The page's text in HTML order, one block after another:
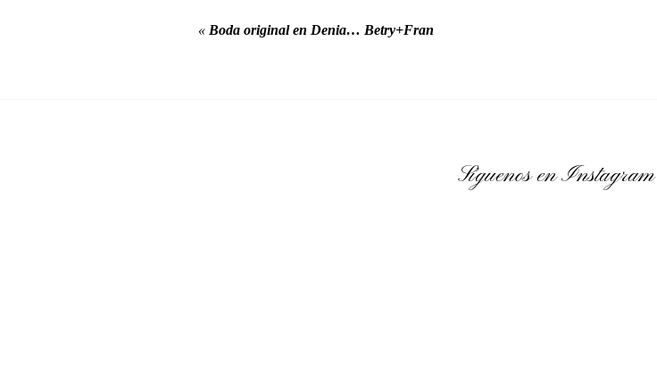
« Boda original en Denia… Betry+Fran
Síguenos en Instagram